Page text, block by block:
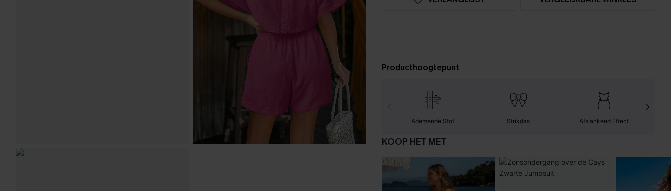
Producthoogtepunt
Ademende Stof Strikdas Afslankend Effect
KOOP HET MET